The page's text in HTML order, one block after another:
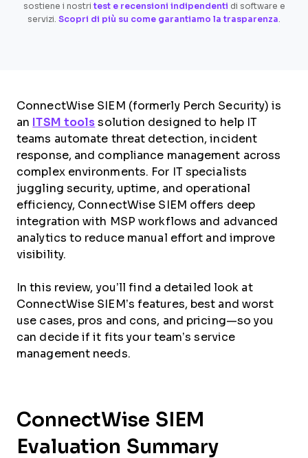
sostiene i nostri test e recensioni indipendenti di software e
servizi. Scopri di più su come garantiamo la trasparenza.
ConnectWise SIEM (formerly Perch Security) is
an ITSM tools solution designed to help IT
teams automate threat detection, incident
response, and compliance management across
complex environments. For IT specialists
juggling security, uptime, and operational
efficiency, ConnectWise SIEM offers deep
integration with MSP workflows and advanced
analytics to reduce manual effort and improve
visibility.
In this review, you’ll find a detailed look at
ConnectWise SIEM’s features, best and worst
use cases, pros and cons, and pricing—so you
can decide if it fits your team’s service
management needs.
ConnectWise SIEM
Evaluation Summary